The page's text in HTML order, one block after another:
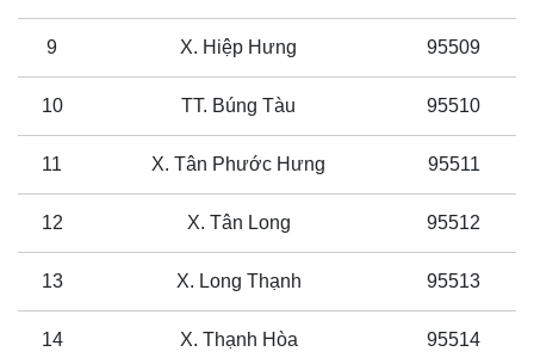
9 X. Hiệp Hưng 95509
10 TT. Búng Tàu 95510
11 X. Tân Phước Hưng 95511
12 X. Tân Long 95512
13 X. Long Thạnh 95513
14 X. Thạnh Hòa 95514